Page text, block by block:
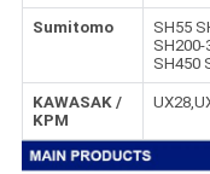
Sumitomo
SH55
SH200-
SH450
KAWASAK /
KPM